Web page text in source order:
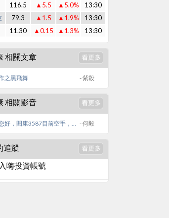
116.5 ▲5.5 ▲5.0%
13:30
79.3 ▲1.5 ▲1.9%
13:30
11.30 ▲0.15 ▲1.3% 13:30
相關文章
- 紫殺
之黑飛舞
相關影音
- 何毅
里長伯，您好，閎康3587目前空手，7/7除息3元，就價量線型而言，有好的切入點嗎？謝謝～
追蹤
嗨投資帳號